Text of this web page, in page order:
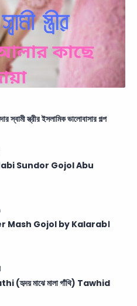
স্ত্রীর ইসলামিক ভালোবাসার গল্প
Nabi Sundor Gojol Abu
Mash Gojol by Kalarab।
মাঝে মালা গাঁথি) Tawhid